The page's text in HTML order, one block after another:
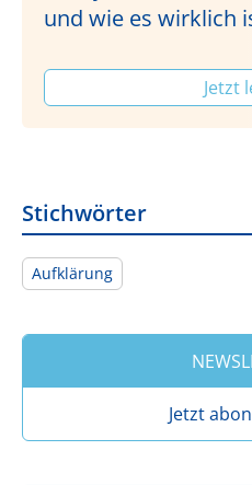
und wie es wirklich
Jetzt
Stichwörter
Aufklärung
Jetzt